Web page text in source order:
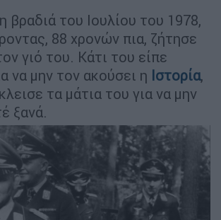
του Ιουλίου του 1978,
88 χρονών πια, ζήτησε
γιό του. Κάτι του είπε
να μην τον ακούσει η Ιστορία,
τα μάτια του για να μην
ξανά.